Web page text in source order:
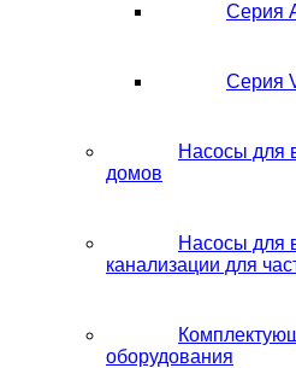
Серия
Серия
Насосы для
домов
Насосы для
канализации для
оборудования